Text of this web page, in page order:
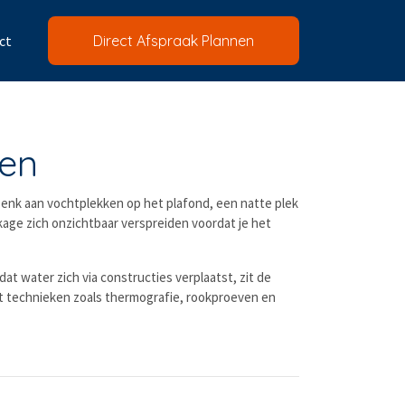
Direct Afspraak Plannen
aan vochtplekken op het plafond, een natte plek
zich onzichtbaar verspreiden voordat je het
water zich via constructies verplaatst, zit de
technieken zoals thermografie, rookproeven en